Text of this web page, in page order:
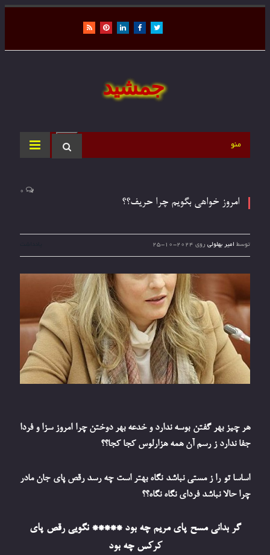
Twitter
Facebook
LinkedIn
Pinterest
RSS
جمشید
منو
امروز خواهی بگویم چرا حریف؟؟
توسط امیر بهلولی روی 2024-10-25
هر چیز بهر گفتن بوسه ندارد و خدعه بهر دوختن چرا امروز سزا و فردا
جفا ندارد ز رسم آن همه هزارلوس کجا کجا؟؟
اساسا تو را ز مستی نباشد نگاه بهتر است چه رسد رقص پای جان مادر
چرا حالا نباشد فردای نگاه نگاه؟؟
گر بدانی مسح پای مریم چه بود ***** نگویی رقص پای
کرکس چه بود